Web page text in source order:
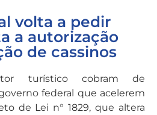
volta a pedir
a autorização
de cassinos
turístico cobram de
federal que acelerem
de Lei n° 1829, que altera